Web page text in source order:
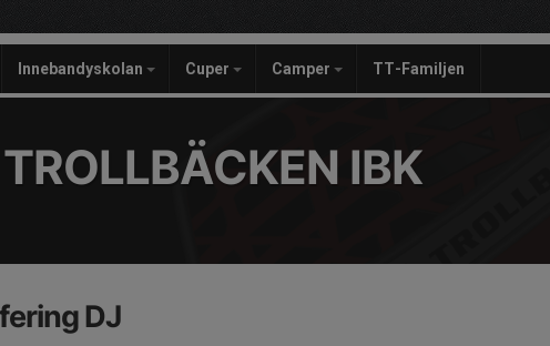
Innebandyskolan Cuper Camper TT-Familjen
IBK
DJ